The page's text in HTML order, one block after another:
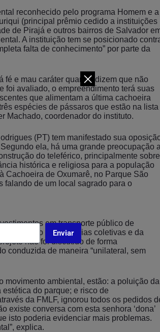
reconhecido pelo programa Homem e a
(principal prêmio cedido a instituições
de Pirajá e outros bairros de Salvador
A instituição tem se posicionado
falta de conhecimento” por parte da
fé e mau caráter quando dizem que não
foi avaliado, o empreendimento terá suas
que alimentam a última cachoeira
espécies de pássaros que estão na lista
Machado, coordenador do instituto.
(PT) tem manifestado sua
ela, há uma grande preocupação a
do teleférico, principalmente sobre
histórica e religiosa para a população
Cachoeira de Oxumarê, no Parque São
falando de um local sagrado para o
em transporte público de
de memórias coletivas e da
não foi discutido de forma
conduzida de maneira “unilateral, sem
movimento ambiental, estão: a poluição da
do parque; e risco de
da FMLF, ignorou todos os pedidos
existe conversa com esta senhora ‘dona’
isto poderia evidenciar mais problemas.
explica.
Enviar